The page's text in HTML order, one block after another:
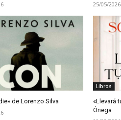
25/05/2026
de Lorenzo Silva
Libros
«Llevará
Ónega